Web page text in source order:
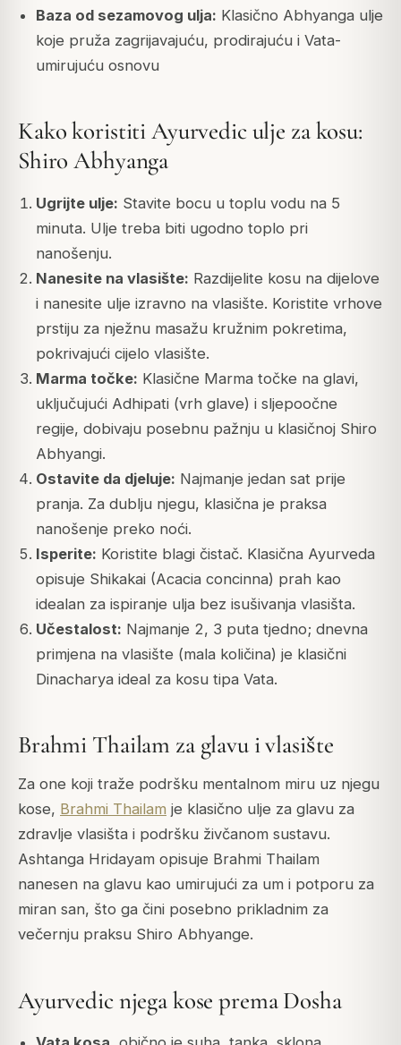
Baza od sezamovog ulja: Klasično Abhyanga ulje
koje pruža zagrijavajuću, prodirajuću i Vata-
umirujuću osnovu
Kako koristiti Ayurvedic ulje za kosu:
Shiro Abhyanga
Ugrijte ulje: Stavite bocu u toplu vodu na 5
minuta. Ulje treba biti ugodno toplo pri
nanošenju.
Nanesite na vlasište: Razdijelite kosu na dijelove
i nanesite ulje izravno na vlasište. Koristite vrhove
prstiju za nježnu masažu kružnim pokretima,
pokrivajući cijelo vlasište.
Marma točke: Klasične Marma točke na glavi,
uključujući Adhipati (vrh glave) i sljepoočne
regije, dobivaju posebnu pažnju u klasičnoj Shiro
Abhyangi.
Ostavite da djeluje: Najmanje jedan sat prije
pranja. Za dublju njegu, klasična je praksa
nanošenje preko noći.
Isperite: Koristite blagi čistač. Klasična Ayurveda
opisuje Shikakai (Acacia concinna) prah kao
idealan za ispiranje ulja bez isušivanja vlasišta.
Učestalost: Najmanje 2, 3 puta tjedno; dnevna
primjena na vlasište (mala količina) je klasični
Dinacharya ideal za kosu tipa Vata.
Brahmi Thailam za glavu i vlasište
Za one koji traže podršku mentalnom miru uz njegu
kose, Brahmi Thailam je klasično ulje za glavu za
zdravlje vlasišta i podršku živčanom sustavu.
Ashtanga Hridayam opisuje Brahmi Thailam
nanesen na glavu kao umirujući za um i potporu za
miran san, što ga čini posebno prikladnim za
večernju praksu Shiro Abhyange.
Ayurvedic njega kose prema Dosha